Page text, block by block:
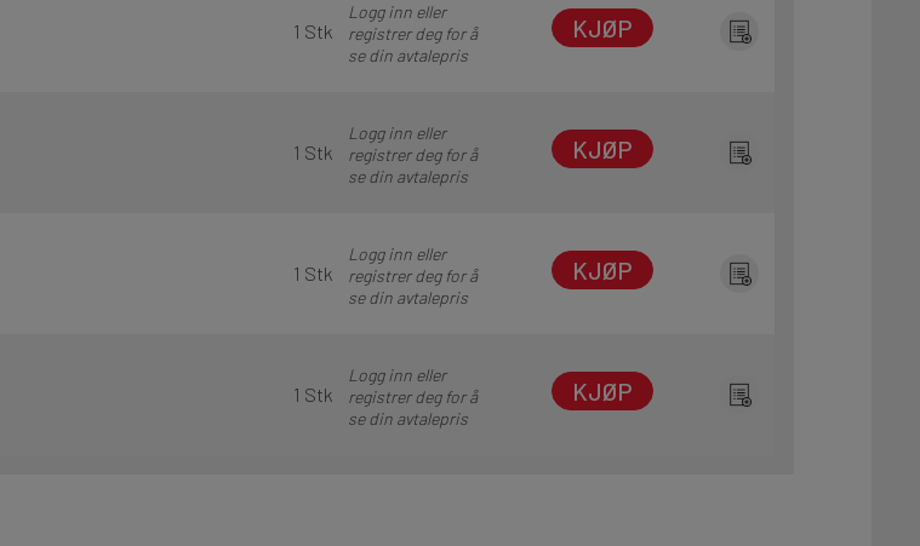
1 Stk
Logg inn eller
registrer deg for å
se din avtalepris
KJØP
1 Stk
Logg inn eller
registrer deg for å
se din avtalepris
KJØP
1 Stk
Logg inn eller
registrer deg for å
se din avtalepris
KJØP
1 Stk
Logg inn eller
registrer deg for å
se din avtalepris
KJØP